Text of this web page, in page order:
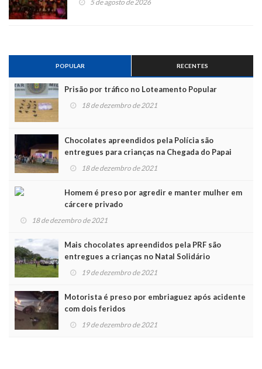
5 de agosto de 2026
POPULAR RECENTES
Prisão por tráfico no Loteamento Popular
18 de dezembro de 2021
Chocolates apreendidos pela Polícia são
entregues para crianças na Chegada do Papai
Noel 18 de dezembro de 2021
Homem é preso por agredir e manter mulher em
cárcere privado
18 de dezembro de 2021
Mais chocolates apreendidos pela PRF são
entregues a crianças no Natal Solidário
19 de dezembro de 2021
Motorista é preso por embriaguez após acidente
com dois feridos
19 de dezembro de 2021